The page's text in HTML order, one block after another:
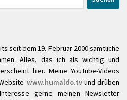
seit dem 19. Februar 2000 sämtliche
Alles, das ich als wichtig und
hier. Meine YouTube-Videos
www.humaldo.tvund drüben
gerne meinen Newsletter